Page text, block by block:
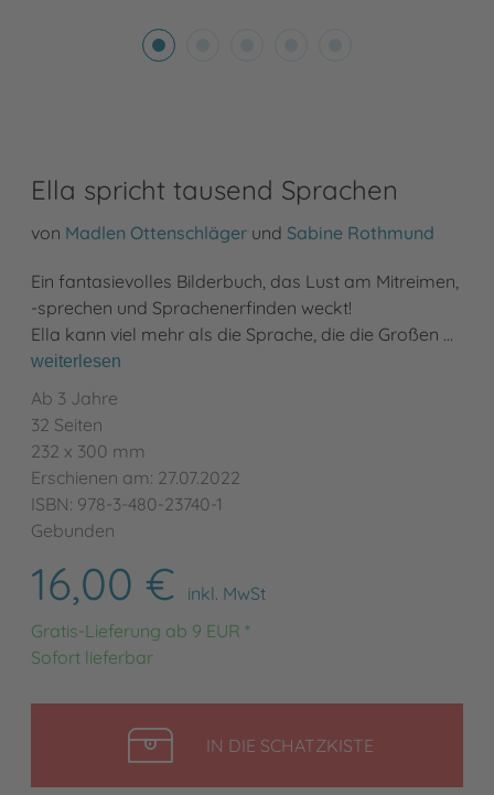
Ella spricht tausend Sprachen
von Madlen Ottenschläger und Sabine Rothmund
Ein fantasievolles Bilderbuch, das Lust am Mitreimen,
-sprechen und Sprachenerfinden weckt!
Ella kann viel mehr als die Sprache, die die Großen …
weiterlesen
Ab 3 Jahre
32 Seiten
232 x 300 mm
Erschienen am: 27.07.2022
ISBN: 978-3-480-23740-1
Gebunden
16,00 €
inkl. MwSt
Gratis-Lieferung ab 9 EUR *
Sofort lieferbar
IN DIE SCHATZKISTELEGEN